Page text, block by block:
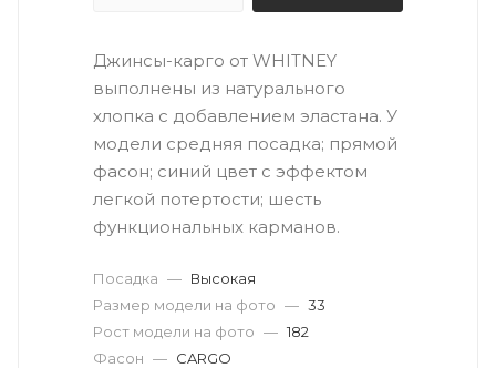
Джинсы-карго от WHITNEY
выполнены из натурального
хлопка с добавлением эластана. У
модели средняя посадка; прямой
фасон; синий цвет с эффектом
легкой потертости; шесть
функциональных карманов.
Посадка — Высокая
Размер модели на фото — 33
Рост модели на фото — 182
Фасон — CARGO